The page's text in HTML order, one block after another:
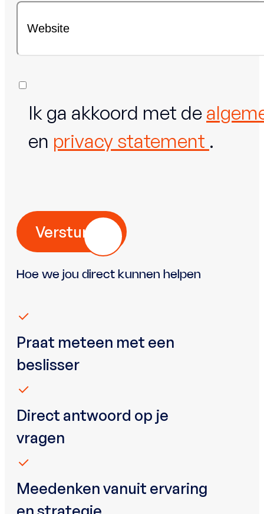
*
Ik ga akkoord met de
en privacy statement .
Versturen
Hoe we jou direct kunnen helpen
Praat meteen met een
beslisser
Direct antwoord op je
vragen
Meedenken vanuit ervaring